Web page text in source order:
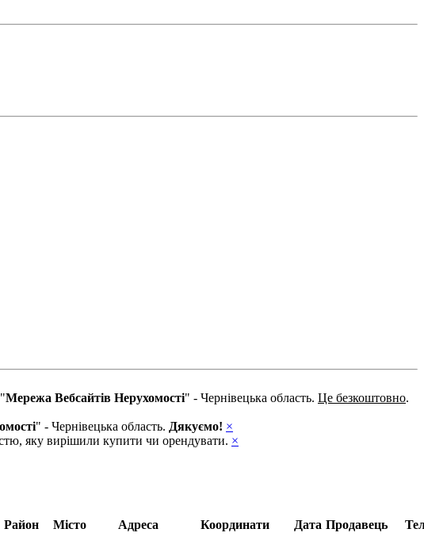
Мережа Вебсайтів Нерухомості" - Чернівецька область. Це безкоштовно.
" - Чернівецька область. Дякуємо! ×
яку вирішили купити чи орендувати. ×
Район Місто Адреса Координати Дата Продавець